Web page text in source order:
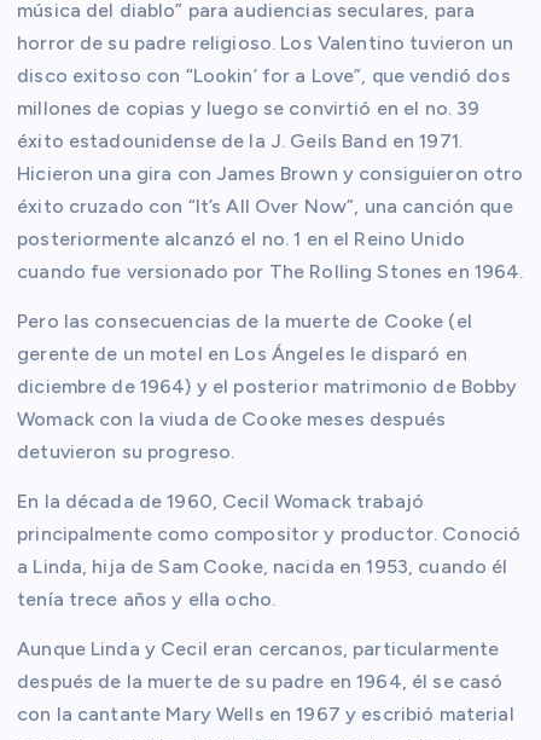
música del diablo” para audiencias seculares, para
horror de su padre religioso. Los Valentino tuvieron un
disco exitoso con “Lookin’ for a Love”, que vendió dos
millones de copias y luego se convirtió en el no. 39
éxito estadounidense de la J. Geils Band en 1971.
Hicieron una gira con James Brown y consiguieron otro
éxito cruzado con “It’s All Over Now”, una canción que
posteriormente alcanzó el no. 1 en el Reino Unido
cuando fue versionado por The Rolling Stones en 1964.
Pero las consecuencias de la muerte de Cooke (el
gerente de un motel en Los Ángeles le disparó en
diciembre de 1964) y el posterior matrimonio de Bobby
Womack con la viuda de Cooke meses después
detuvieron su progreso.
En la década de 1960, Cecil Womack trabajó
principalmente como compositor y productor. Conoció
a Linda, hija de Sam Cooke, nacida en 1953, cuando él
tenía trece años y ella ocho.
Aunque Linda y Cecil eran cercanos, particularmente
después de la muerte de su padre en 1964, él se casó
con la cantante Mary Wells en 1967 y escribió material